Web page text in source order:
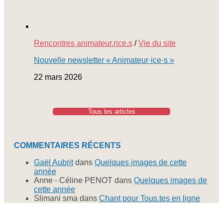
Rencontres animateur.rice.s /Vie du site
Nouvelle newsletter « Animateur·ice·s »
22 mars 2026
Tous les articles
COMMENTAIRES RÉCENTS
Gaël Aubritdans Quelques images de cette
année
Anne - Céline PENOT dans Quelques images de
cette année
Slimani sma dans Chant pour Tous.tes en ligne